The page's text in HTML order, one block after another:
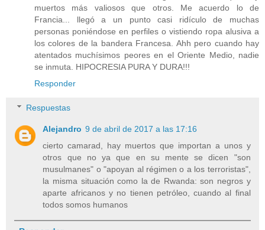
muertos más valiosos que otros. Me acuerdo lo de
Francia... llegó a un punto casi ridículo de muchas
personas poniéndose en perfiles o vistiendo ropa alusiva a
los colores de la bandera Francesa. Ahh pero cuando hay
atentados muchísimos peores en el Oriente Medio, nadie
se inmuta. HIPOCRESIA PURA Y DURA!!!
Responder
Respuestas
Alejandro 9 de abril de 2017 a las 17:16
cierto camarad, hay muertos que importan a unos y
otros que no ya que en su mente se dicen "son
musulmanes" o "apoyan al régimen o a los terroristas",
la misma situación como la de Rwanda: son negros y
aparte africanos y no tienen petróleo, cuando al final
todos somos humanos